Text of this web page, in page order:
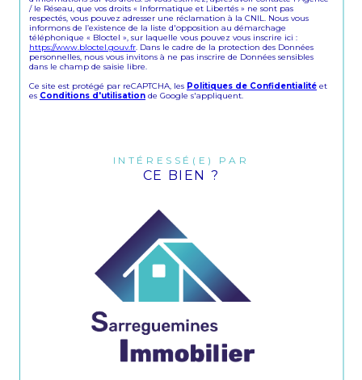
/ le Réseau, que vos droits « Informatique et Libertés » ne sont pas
respectés, vous pouvez adresser une réclamation à la CNIL. Nous vous
informons de l’existence de la liste d'opposition au démarchage
téléphonique « Bloctel », sur laquelle vous pouvez vous inscrire ici :
https://www.bloctel.gouv.fr . Dans le cadre de la protection des Données
personnelles, nous vous invitons à ne pas inscrire de Données sensibles
dans le champ de saisie libre.
Ce site est protégé par reCAPTCHA, les Politiques de Confidentialité et
es Conditions d'utilisation de Google s'appliquent.
INTÉRESSÉ(E) PAR
CE BIEN ?